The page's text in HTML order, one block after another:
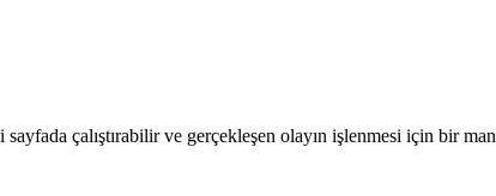
çalıştırabilir ve gerçekleşen olayın işlenmesi için bir